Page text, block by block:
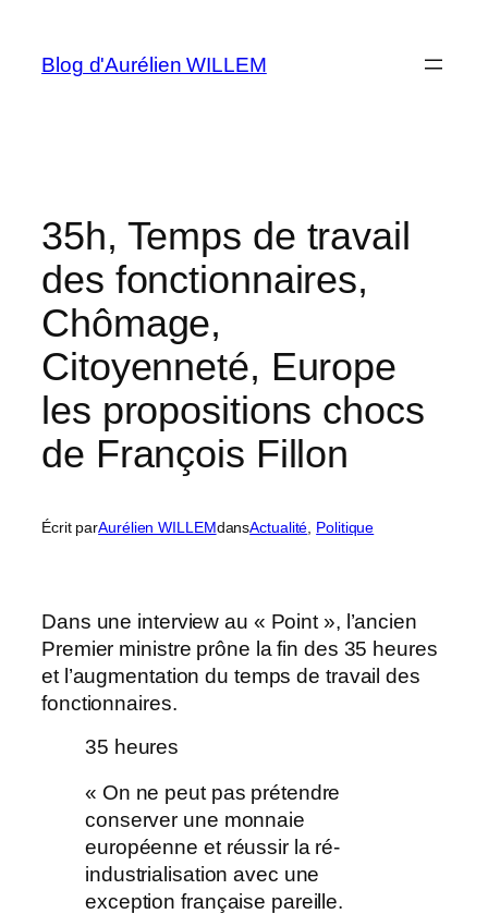
contenu
Blog d'Aurélien WILLEM
35h, Temps de travail
des fonctionnaires,
Chômage,
Citoyenneté, Europe
les propositions chocs
de François Fillon
Écrit parAurélien WILLEMdansActualité Politique
Dans une interview au « Point », l’ancien
Premier ministre prône la fin des 35 heures
et l’augmentation du temps de travail des
fonctionnaires.
35 heures
« On ne peut pas prétendre
conserver une monnaie
européenne et réussir la ré-
industrialisation avec une
exception française pareille.